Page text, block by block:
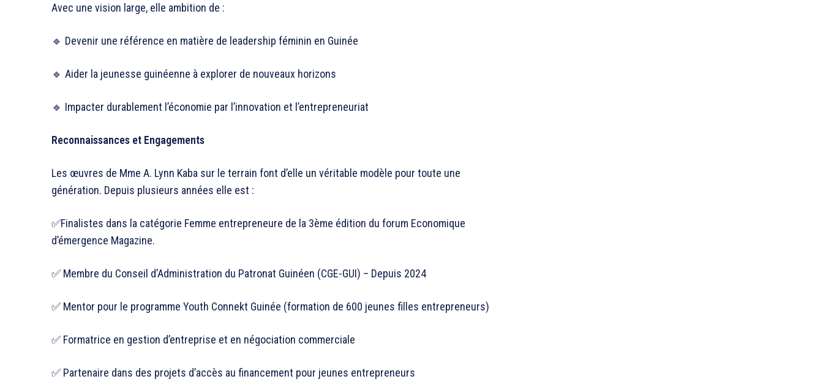
Avec une vision large, elle ambition de :
🔹 Devenir une référence en matière de leadership féminin en Guinée
🔹 Aider la jeunesse guinéenne à explorer de nouveaux horizons
🔹 Impacter durablement l’économie par l’innovation et l’entrepreneuriat
Reconnaissances et Engagements
Les œuvres de Mme A. Lynn Kaba sur le terrain font d’elle un véritable modèle pour toute une
génération. Depuis plusieurs années elle est :
✅Finalistes dans la catégorie Femme entrepreneure de la 3ème édition du forum Economique
d’émergence Magazine.
✅ Membre du Conseil d’Administration du Patronat Guinéen (CGE-GUI) – Depuis 2024
✅ Mentor pour le programme Youth Connekt Guinée (formation de 600 jeunes filles entrepreneurs)
✅ Formatrice en gestion d’entreprise et en négociation commerciale
✅ Partenaire dans des projets d’accès au financement pour jeunes entrepreneurs